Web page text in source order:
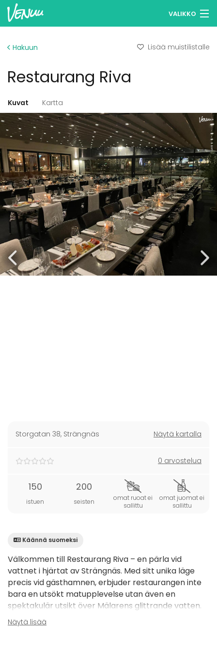
VALIKKO
Kirjaudu
Ilmoita kohteesi
Hakuun Lisää muistilistalle
Restaurang Riva
Kuvat Kartta
Storgatan 38, Strängnäs Näytä kartalla
0 arvostelua
150
istuen
200
seisten
omat ruoat ei
sallittu
omat juomat ei
sallittu
Käännä suomeksi
Välkommen till Restaurang Riva – en pärla vid
vattnet i hjärtat av Strängnäs. Med sitt unika läge
precis vid gästhamnen, erbjuder restaurangen inte
bara en utsökt matupplevelse utan även en
spektakulär utsikt över Mälarens glittrande vatten.
Restaurang Riva är den perfekta platsen för både
Näytä lisää